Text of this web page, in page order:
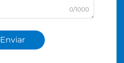
0/1000
Enviar